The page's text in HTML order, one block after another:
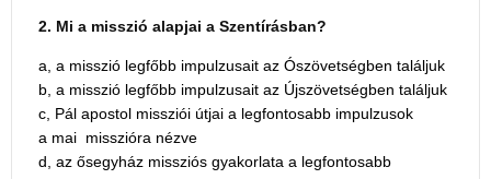
2. Mi a misszió alapjai a Szentírásban?
a, a misszió legfőbb impulzusait az Ószövetségben találjuk
b, a misszió legfőbb impulzusait az Újszövetségben találjuk
c, Pál apostol missziói útjai a legfontosabb impulzusok
a mai misszióra nézve
d, az ősegyház missziós gyakorlata a legfontosabb